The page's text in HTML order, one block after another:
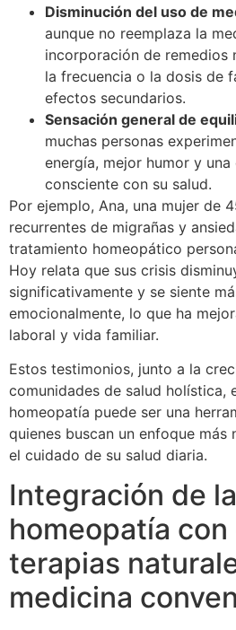
Disminución del uso de
aunque no reemplaza la
incorporación de remedios
la frecuencia o la dosis de
efectos secundarios.
Sensación general de
muchas personas
energía, mejor humor y
consciente con su salud.
Por ejemplo, Ana, una mujer de
recurrentes de migrañas y
tratamiento homeopático
Hoy relata que sus crisis
significativamente y se siente
emocionalmente, lo que ha
laboral y vida familiar.
Estos testimonios, junto a la
comunidades de salud holística,
homeopatía puede ser una
quienes buscan un enfoque
el cuidado de su salud diaria.
Integración de la
homeopatía con
terapias
medicina